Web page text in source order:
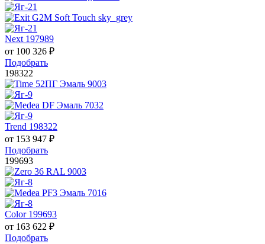
Next 197989
от 100 326 ₽
Подобрать
198322
Trend 198322
от 153 947 ₽
Подобрать
199693
Color 199693
от 163 622 ₽
Подобрать